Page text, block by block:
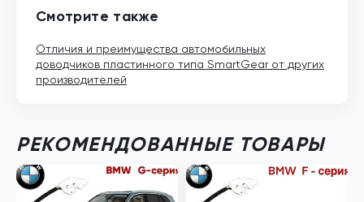
Смотрите также
Отличия и преимущества автомобильных
доводчиков пластинного типа SmartGear от других
производителей
РЕКОМЕНДОВАННЫЕ ТОВАРЫ